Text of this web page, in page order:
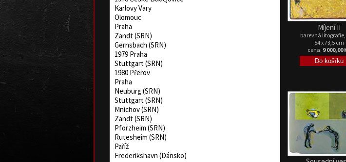
Karlovy Vary
Olomouc
Praha
Zandt (SRN)
Gernsbach (SRN)
1979 Praha
Stuttgart (SRN)
1980 Přerov
Praha
Neuburg (SRN)
Stuttgart (SRN)
Mnichov (SRN)
Zandt (SRN)
Pforzheim (SRN)
Rutesheim (SRN)
Paříž
Frederikshavn (Dánsko)
Míjení II
barevná litografie,
54 x 73,5 cm
cena: 9 000,00